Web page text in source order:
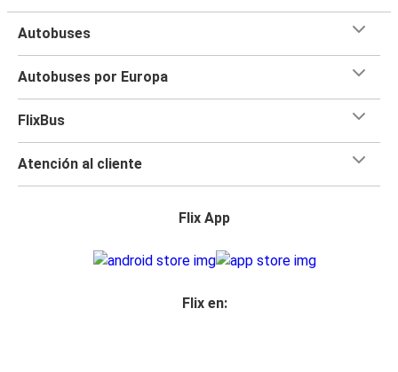
Autobuses
Autobuses por Europa
FlixBus
Atención al cliente
Flix App
Flix en: